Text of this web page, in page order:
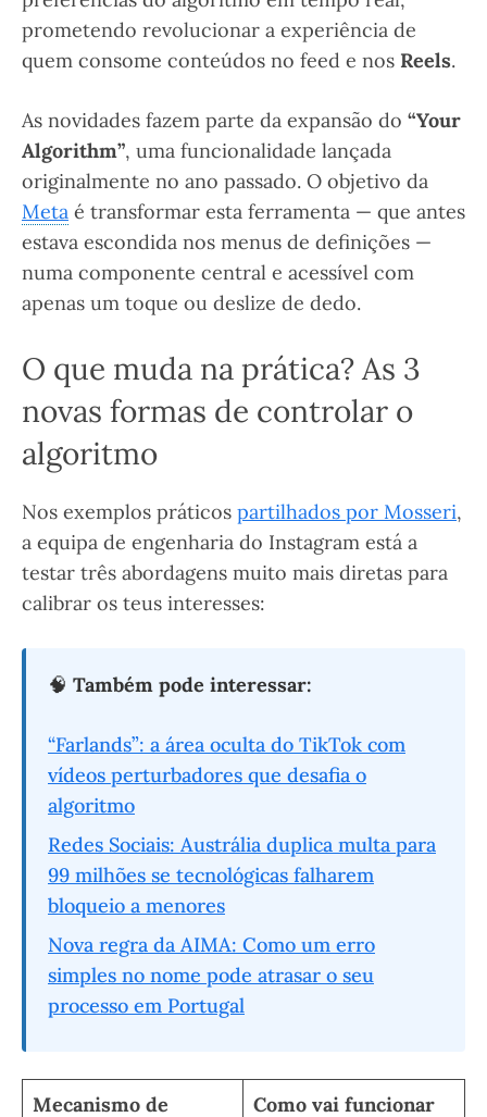
prometendo revolucionar a experiência de
quem consome conteúdos no feed e nos Reels.
As novidades fazem parte da expansão do “Your
Algorithm”, uma funcionalidade lançada
originalmente no ano passado. O objetivo da
Meta é transformar esta ferramenta — que antes
estava escondida nos menus de definições —
numa componente central e acessível com
apenas um toque ou deslize de dedo.
O que muda na prática? As 3
novas formas de controlar o
algoritmo
Nos exemplos práticos partilhados por Mosseri,
a equipa de engenharia do Instagram está a
testar três abordagens muito mais diretas para
calibrar os teus interesses:
🧠 Também pode interessar:
“Farlands”: a área oculta do TikTok com
vídeos perturbadores que desafia o
algoritmo
Redes Sociais: Austrália duplica multa para
99 milhões se tecnológicas falharem
bloqueio a menores
Nova regra da AIMA: Como um erro
simples no nome pode atrasar o seu
processo em Portugal
Mecanismo de Como vai funcionar